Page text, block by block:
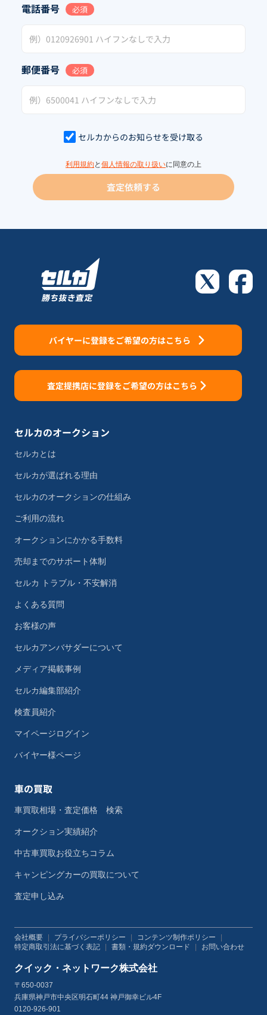
電話番号 必須
郵便番号 必須
セルカからのお知らせを受け取る
利用規約と 個人情報の取り扱いに同意の上
査定依頼する
バイヤーに登録をご希望の方はこちら
査定提携店に登録をご希望の方はこちら
セルカのオークション
セルカとは
セルカが選ばれる理由
セルカのオークションの仕組み
ご利用の流れ
オークションにかかる手数料
売却までのサポート体制
セルカ トラブル・不安解消
よくある質問
お客様の声
セルカアンバサダーについて
メディア掲載事例
セルカ編集部紹介
検査員紹介
マイページログイン
バイヤー様ページ
車の買取
車買取相場・査定価格 検索
オークション実績紹介
中古車買取お役立ちコラム
キャンピングカーの買取について
査定申し込み
会社概要 プライバシーポリシー コンテンツ制作ポリシー
特定商取引法に基づく表記
書類・規約ダウンロード お問い合わせ
クイック・ネットワーク株式会社
〒650-0037
兵庫県神戸市中央区明石町44 神戸御幸ビル4F
0120-926-901